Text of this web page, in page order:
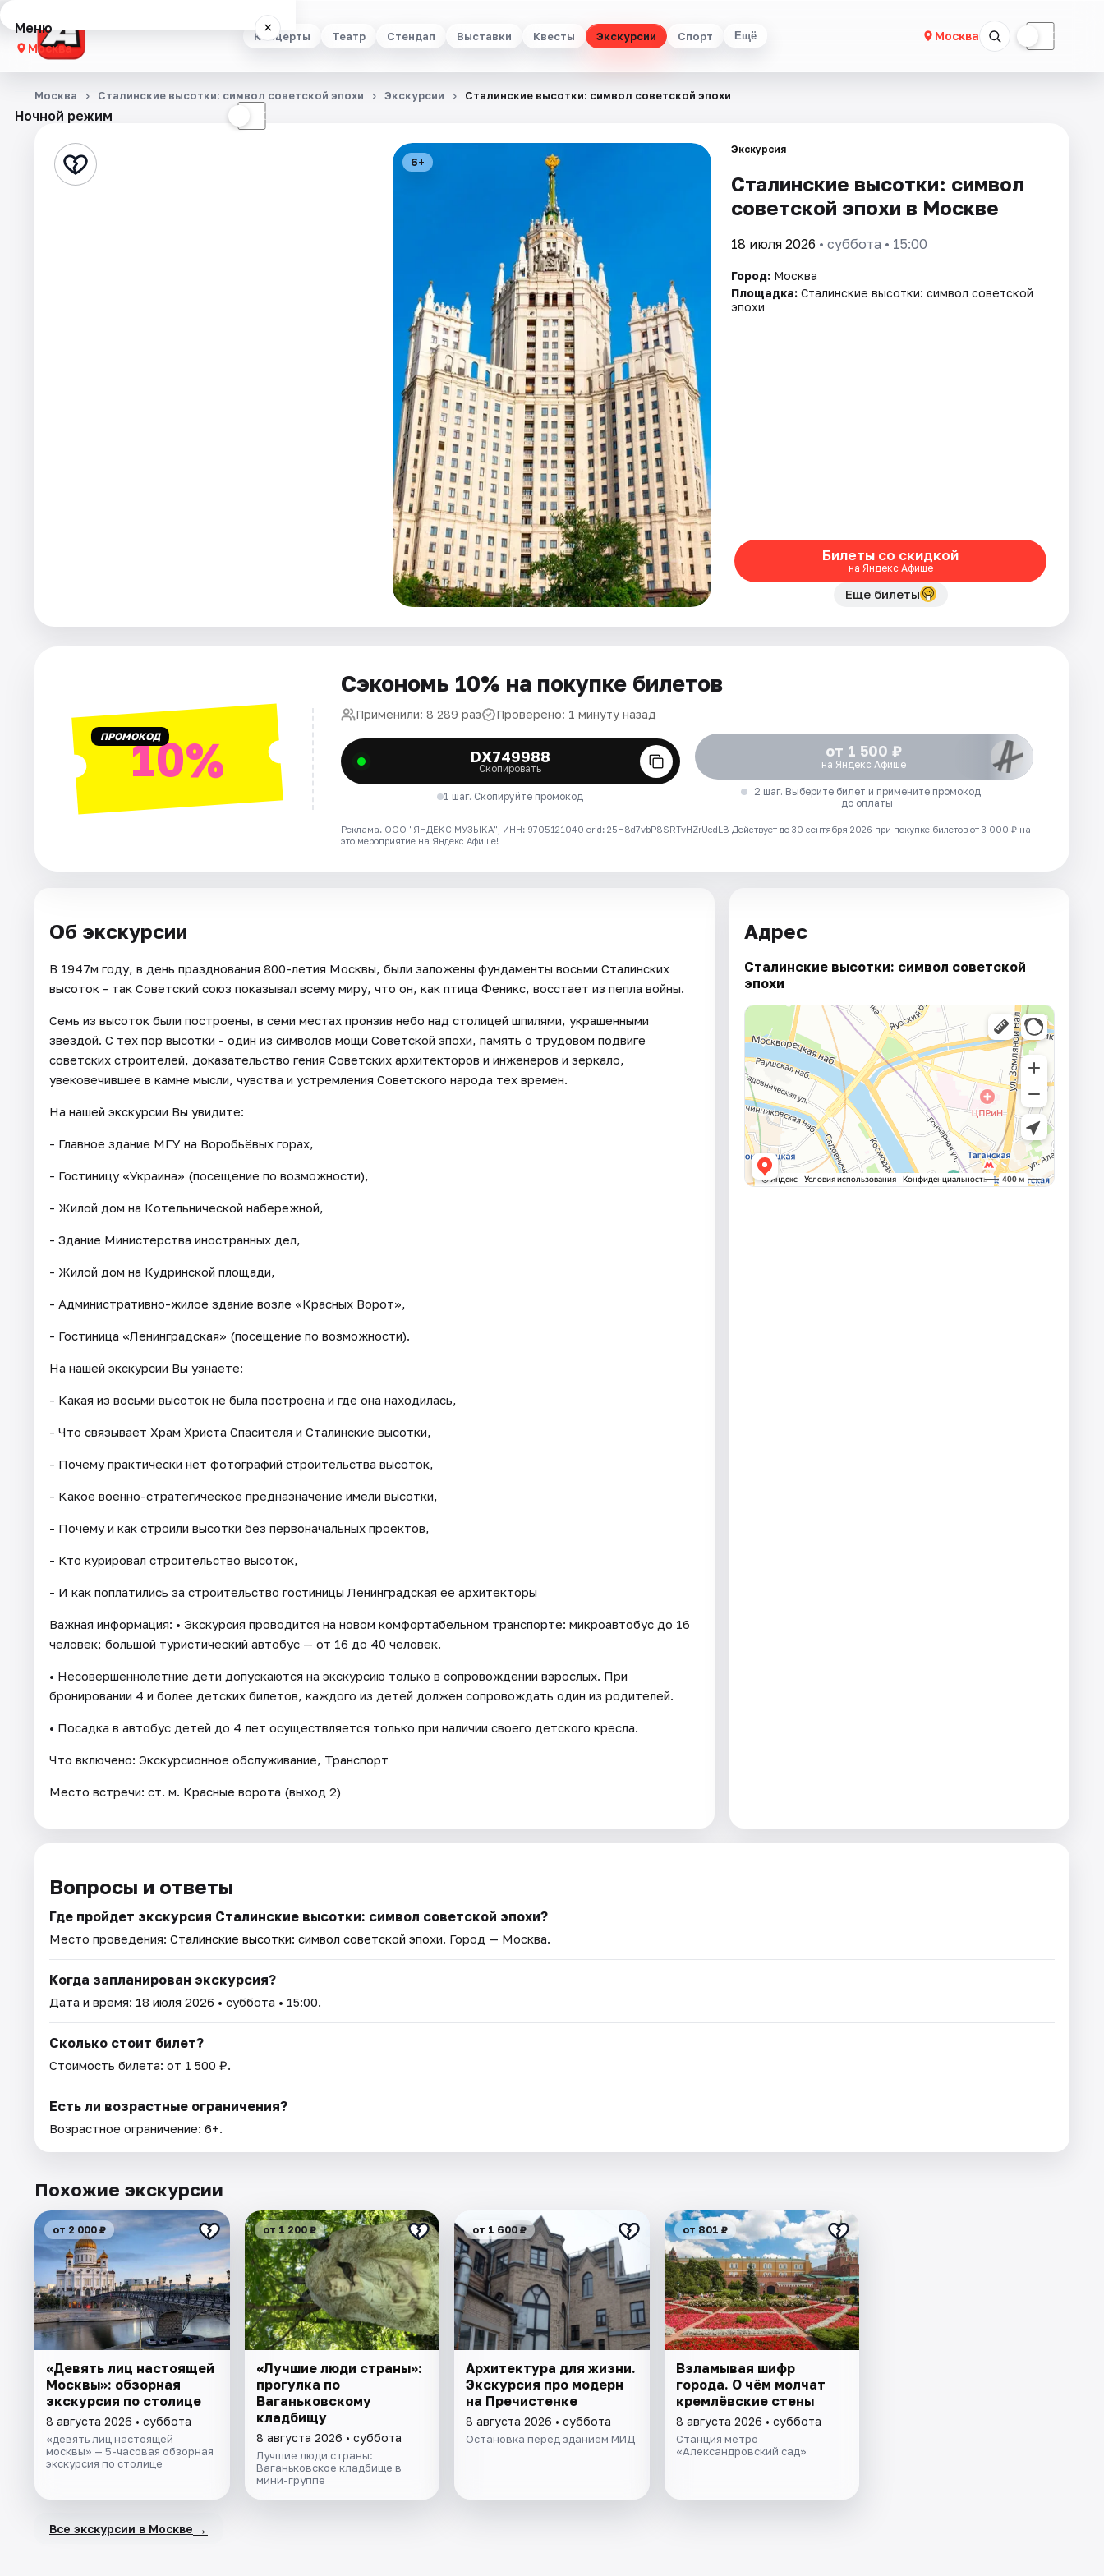
Концерты Театр Стендап Выставки Квесты Экскурсии Спорт Ещё Москва ☾
Меню ×
Москва
Концерты
Стендап
Ночной режим ☾
Москва Сталинские высотки: символ советской эпохи Экскурсии Сталинские высотки: символ советской эпохи
6+
Экскурсия
Сталинские высотки: символ
советской эпохи в Москве
18 июля 2026 • суббота • 15:00
Город: Москва
Площадка: Сталинские высотки: символ советской
эпохи
Билеты со скидкой
на Яндекс Афише
Еще билеты
ПРОМОКОД10%
Сэкономь 10% на покупке билетов
Применили: 8 289 раз Проверено: 1 минуту назад
DX749988
Скопировать
1 шаг. Скопируйте промокод
от 1 500 ₽
на Яндекс Афише
2 шаг. Выберите билет и примените промокод
до оплаты
Реклама. ООО "ЯНДЕКС МУЗЫКА", ИНН: 9705121040 erid: 25H8d7vbP8SRTvHZrUcdLB Действует до 30 сентября 2026 при покупке билетов от 3 000 ₽ на
это мероприятие на Яндекс Афише!
Об экскурсии
В 1947м году, в день празднования 800-летия Москвы, были заложены фундаменты восьми Сталинских
высоток - так Советский союз показывал всему миру, что он, как птица Феникс, восстает из пепла войны.
Семь из высоток были построены, в семи местах пронзив небо над столицей шпилями, украшенными
звездой. С тех пор высотки - один из символов мощи Советской эпохи, память о трудовом подвиге
советских строителей, доказательство гения Советских архитекторов и инженеров и зеркало,
увековечившее в камне мысли, чувства и устремления Советского народа тех времен.
На нашей экскурсии Вы увидите:
- Главное здание МГУ на Воробьёвых горах,
- Гостиницу «Украина» (посещение по возможности),
- Жилой дом на Котельнической набережной,
- Здание Министерства иностранных дел,
- Жилой дом на Кудринской площади,
- Административно-жилое здание возле «Красных Ворот»,
- Гостиница «Ленинградская» (посещение по возможности).
На нашей экскурсии Вы узнаете:
- Какая из восьми высоток не была построена и где она находилась,
- Что связывает Храм Христа Спасителя и Сталинские высотки,
- Почему практически нет фотографий строительства высоток,
- Какое военно-стратегическое предназначение имели высотки,
- Почему и как строили высотки без первоначальных проектов,
- Кто курировал строительство высоток,
- И как поплатились за строительство гостиницы Ленинградская ее архитекторы
Важная информация: • Экскурсия проводится на новом комфортабельном транспорте: микроавтобус до 16
человек; большой туристический автобус — от 16 до 40 человек.
• Несовершеннолетние дети допускаются на экскурсию только в сопровождении взрослых. При
бронировании 4 и более детских билетов, каждого из детей должен сопровождать один из родителей.
• Посадка в автобус детей до 4 лет осуществляется только при наличии своего детского кресла.
Что включено: Экскурсионное обслуживание, Транспорт
Место встречи: ст. м. Красные ворота (выход 2)
Адрес
Сталинские высотки: символ советской
эпохи
Вопросы и ответы
Где пройдет экскурсия Сталинские высотки: символ советской эпохи?
Место проведения: Сталинские высотки: символ советской эпохи. Город — Москва.
Когда запланирован экскурсия?
Дата и время: 18 июля 2026 • суббота • 15:00.
Сколько стоит билет?
Стоимость билета: от 1 500 ₽.
Есть ли возрастные ограничения?
Возрастное ограничение: 6+.
Похожие экскурсии
от 2 000 ₽
«Девять лиц настоящей
Москвы»: обзорная
экскурсия по столице
8 августа 2026 • суббота
«девять лиц настоящей
москвы» — 5-часовая обзорная
экскурсия по столице
от 1 200 ₽
«Лучшие люди страны»:
прогулка по
Ваганьковскому
кладбищу
8 августа 2026 • суббота
Лучшие люди страны:
Ваганьковское кладбище в
мини-группе
от 1 600 ₽
Архитектура для жизни.
Экскурсия про модерн
на Пречистенке
8 августа 2026 • суббота
Остановка перед зданием МИД
от 801 ₽
Взламывая шифр
города. О чём молчат
кремлёвские стены
8 августа 2026 • суббота
Станция метро
«Александровский сад»
Все экскурсии в Москве →